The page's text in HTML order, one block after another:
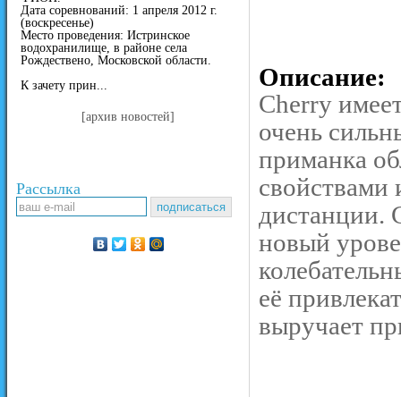
Дата соревнований: 1 апреля 2012 г.
(воскресенье)
Место проведения: Истринское
водохранилище, в районе села
Рождествено, Московской области.
К зачету прин...
[архив новостей]
Рассылка
Описание:
Cherry
очень
приманка
свойствами
дистанции.
новый
её
выручает